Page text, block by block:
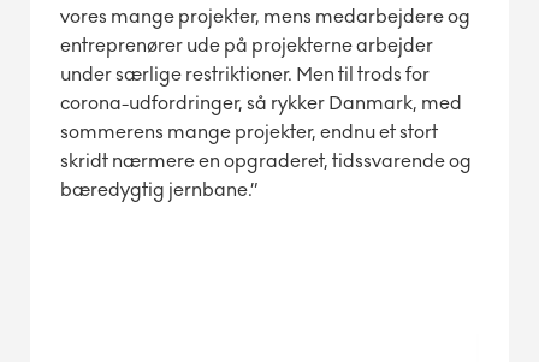
vores mange projekter, mens medarbejdere og
entreprenører ude på projekterne arbejder
under særlige restriktioner. Men til trods for
corona-udfordringer, så rykker Danmark, med
sommerens mange projekter, endnu et stort
skridt nærmere en opgraderet, tidssvarende og
bæredygtig jernbane.”